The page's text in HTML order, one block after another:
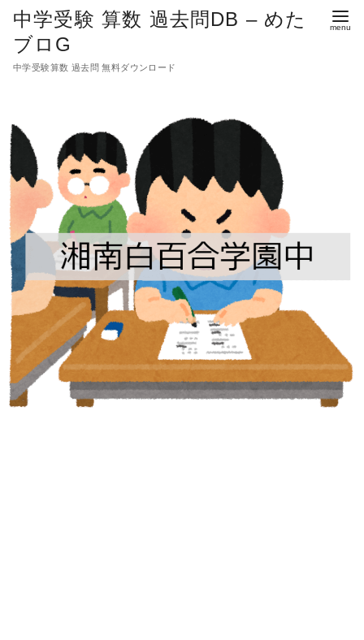
テ
ン
ツ
へ
移
動
中学受験 算数 過去問DB – めた
ブロG
中学受験算数 過去問 無料ダウンロード